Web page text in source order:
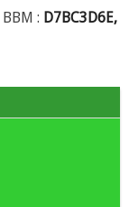
BBM : D7BC3D6E,